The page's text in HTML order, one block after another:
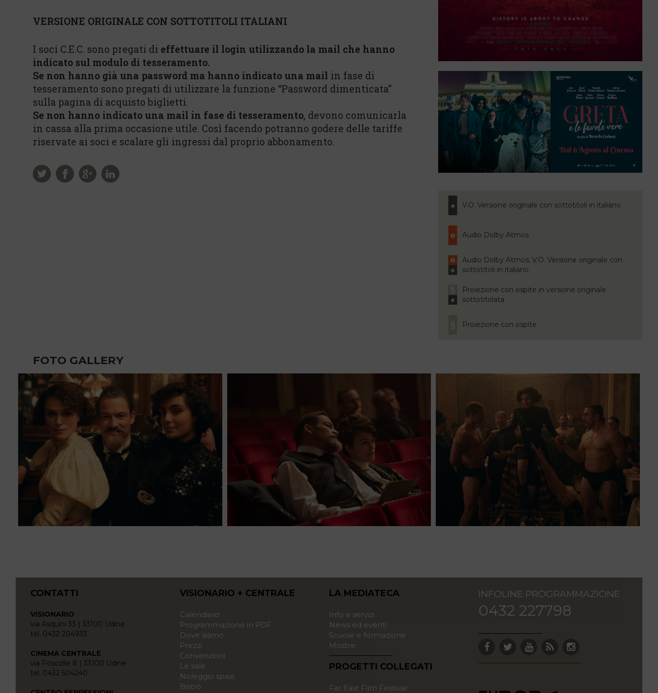
VERSIONE ORIGINALE CON SOTTOTITOLI ITALIANI
I soci C.E.C. sono pregati di effettuare il login utilizzando la mail che hanno
indicato sul modulo di tesseramento.
Se non hanno già una password ma hanno indicato una mail in fase di
tesseramento sono pregati di utilizzare la funzione “Password dimenticata”
sulla pagina di acquisto biglietti.
Se non hanno indicato una mail in fase di tesseramento, devono comunicarla
in cassa alla prima occasione utile. Così facendo potranno godere delle tariffe
riservate ai soci e scalare gli ingressi dal proprio abbonamento.
V.O. Versione originale con sottotitoli in italiano
Audio Dolby Atmos
Audio Dolby Atmos; V.O. Versione originale con
sottotitoli in italiano
Proiezione con ospite in versione originale
sottotitolata
Proiezione con ospite
FOTO GALLERY
CONTATTI
VISIONARIO
via Asquini 33 | 33100 Udine
tel. 0432 204933
CINEMA CENTRALE
via Poscolle 8 | 33100 Udine
tel. 0432 504240
VISIONARIO + CENTRALE
Calendario
Programmazione in PDF
Dove siamo
Prezzi
Convenzioni
Le sale
Noleggio spazi
Bistrò
LA MEDIATECA
Info e servizi
News ed eventi
Scuole e formazione
Mostre
PROGETTI COLLEGATI
Far East Film Festival
INFOLINE PROGRAMMAZIONE
0432 227798